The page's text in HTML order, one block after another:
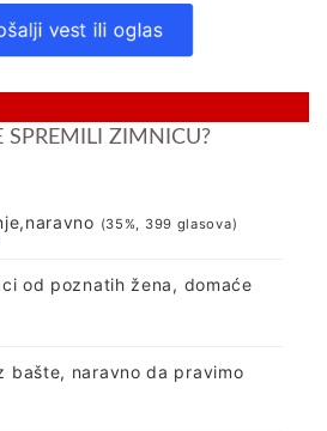
vest ili oglas
SPREMILI ZIMNICU?
(35%, 399 glasova)
od poznatih žena, domaće
bašte, naravno da pravimo